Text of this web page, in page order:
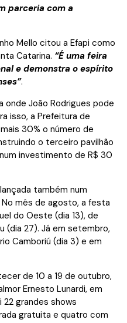
parceria com a
Mello citou a Efapi como
Catarina. “É uma feira
e demonstra o espírito
.
onde João Rodrigues pode
isso, a Prefeitura de
30% o número de
o terceiro pavilhão
investimento de R$ 30
também num
mês de agosto, a festa
do Oeste (dia 13), de
(dia 27). Já em setembro,
Camboriú (dia 3) e em
de 10 a 19 de outubro,
Ernesto Lunardi, em
22 grandes shows
gratuita e quatro com